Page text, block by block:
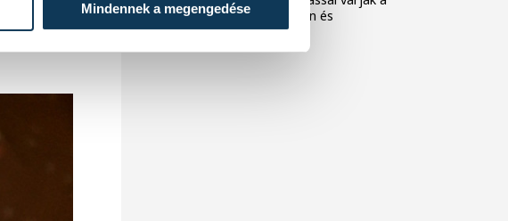
Mindennek a megengedéseközönséget Veszprémben és
Balatonfüreden.